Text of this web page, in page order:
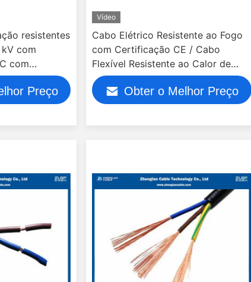
resistentes
com
com
N2XBY)
Preço
Vídeo
Cabo Elétrico Resistente ao Fogo
com Certificação CE / Cabo
Flexível Resistente ao Calor de
Núcleo Único / Tensão Nominal:
450/750VObter o Melhor Preço